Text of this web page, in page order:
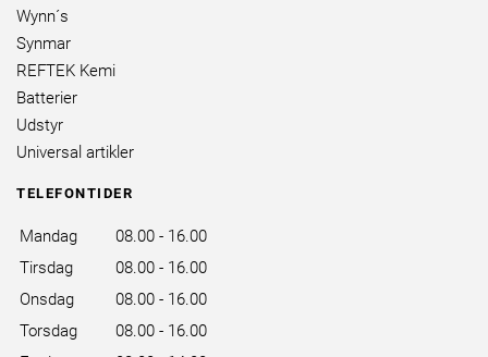
Wynn´s
Synmar
REFTEK Kemi
Batterier
Udstyr
Universal artikler
TELEFONTIDER
Mandag
08.00 - 16.00
Tirsdag
08.00 - 16.00
Onsdag
08.00 - 16.00
Torsdag
08.00 - 16.00